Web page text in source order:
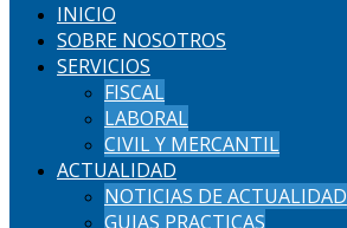
INICIO
SOBRE NOSOTROS
SERVICIOS
FISCAL
LABORAL
CIVIL Y MERCANTIL
ACTUALIDAD
NOTICIAS DE ACTUALIDAD
GUIAS PRACTICAS